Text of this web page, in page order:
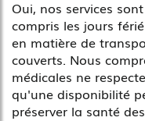
Oui, nos services
compris les jours
en matière de
couverts. Nous
médicales ne
qu'une disponibilité
préserver la santé